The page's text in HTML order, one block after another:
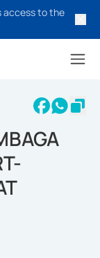
access to the